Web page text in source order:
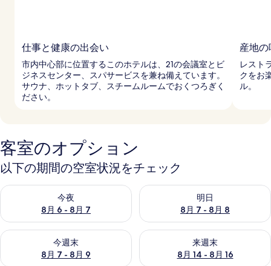
仕事と健康の出会い
市内中心部に位置するこのホテルは、21の会議室とビ
ジネスセンター、スパサービスを兼ね備えています。
サウナ、ホットタブ、スチームルームでおくつろぎく
ださい。
産地の
レスト
クをお
ル。
客室のオプション
以下の期間の空室状況をチェック
今夜
8月 6 - 8月 7
今夜 8月 6 - 8月 7 の空室状況をチェック
明日
8月 7 - 8月 8
明日 8月 7 - 8月 8 の空室状況
今週末
8月 7 - 8月 9
今週末 8月 7 - 8月 9 の空室状況をチェック
来週末
8月 14 - 8月 16
来週末 8月 14 - 8月 16 の空室